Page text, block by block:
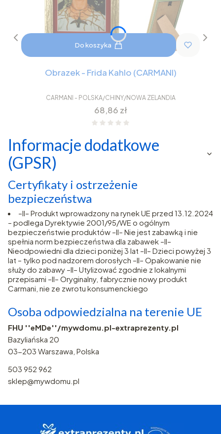
Do koszyka
Obrazek - Frida Kahlo (CARMANI)
CARMANI - POLSKA/CHINY/NOWA ZELANDIA
Cena
68,86 zł
Informacje dodatkowe
(GPSR)
Certyfikaty i ostrzeżenie
bezpieczeństwa
–II– Produkt wprowadzony na rynek UE przed 13.12.2024
– podlega Dyrektywie 2001/95/WE o ogólnym
bezpieczeństwie produktów –II– Nie jest zabawką i nie
spełnia norm bezpieczeństwa dla zabawek –II–
Nieodpowiedni dla dzieci poniżej 3 lat –II– Dzieci powyżej 3
lat – tylko pod nadzorem dorosłych –II– Opakowanie nie
służy do zabawy –II– Utylizować zgodnie z lokalnymi
przepisami –II– Oryginalny, fabrycznie nowy produkt
Carmani, nie ze zwrotu konsumenckiego
Osoba odpowiedzialna na terenie UE
FHU ''eMDe''/mywdomu.pl-extraprezenty.pl
Bazyliańska 20
03-203 Warszawa, Polska
503 952 962
sklep@mywdomu.pl